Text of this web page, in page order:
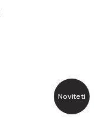
Noviteti